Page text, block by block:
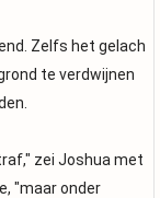
Zelfs het gelach
te verdwijnen
zei Joshua met
"maar onder